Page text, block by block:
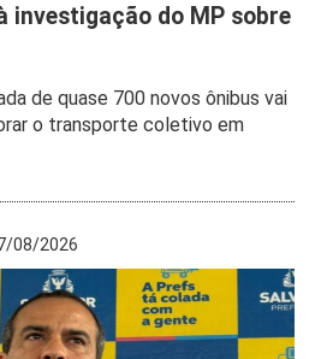
investigação do MP sobre
de quase 700 novos ônibus vai
o transporte coletivo em
08/2026